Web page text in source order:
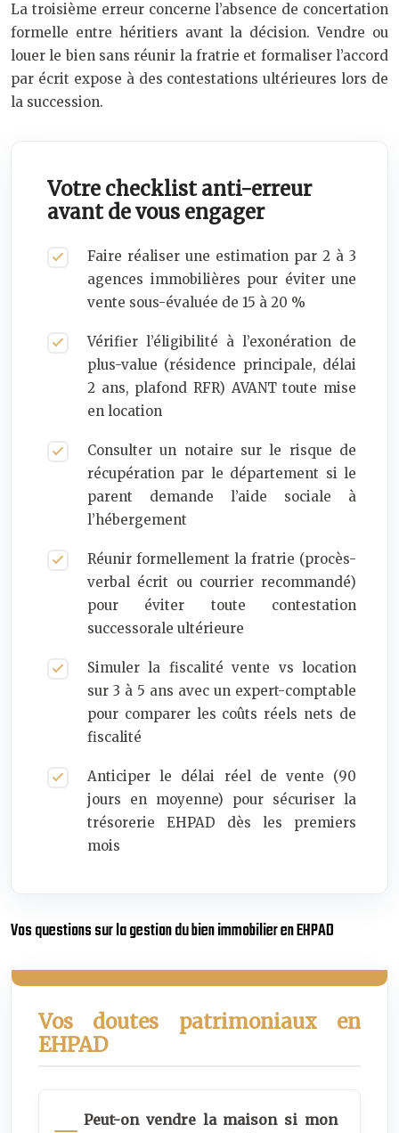
La troisième erreur concerne l’absence de concertation
formelle entre héritiers avant la décision. Vendre ou
louer le bien sans réunir la fratrie et formaliser l’accord
par écrit expose à des contestations ultérieures lors de
la succession.
Votre checklist anti-erreur
avant de vous engager
Faire réaliser une estimation par 2 à 3
agences immobilières pour éviter une
vente sous-évaluée de 15 à 20 %
Vérifier l’éligibilité à l’exonération de
plus-value (résidence principale, délai
2 ans, plafond RFR) AVANT toute mise
en location
Consulter un notaire sur le risque de
récupération par le département si le
parent demande l’aide sociale à
l’hébergement
Réunir formellement la fratrie (procès-
verbal écrit ou courrier recommandé)
pour éviter toute contestation
successorale ultérieure
Simuler la fiscalité vente vs location
sur 3 à 5 ans avec un expert-comptable
pour comparer les coûts réels nets de
fiscalité
Anticiper le délai réel de vente (90
jours en moyenne) pour sécuriser la
trésorerie EHPAD dès les premiers
mois
Vos questions sur la gestion du bien immobilier en EHPAD
Vos doutes patrimoniaux en
EHPAD
Peut-on vendre la maison si mon